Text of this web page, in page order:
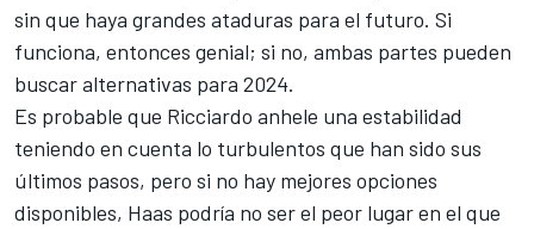
sin que haya grandes ataduras para el futuro. Si
funciona, entonces genial; si no, ambas partes pueden
buscar alternativas para 2024.
Es probable que Ricciardo anhele una estabilidad
teniendo en cuenta lo turbulentos que han sido sus
últimos pasos, pero si no hay mejores opciones
disponibles, Haas podría no ser el peor lugar en el que